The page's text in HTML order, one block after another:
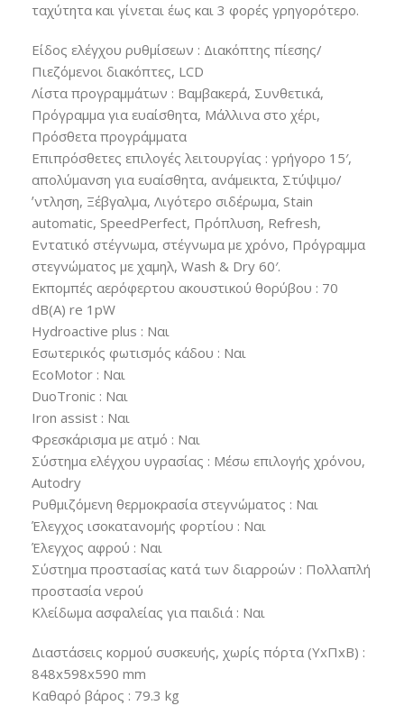
ταχύτητα και γίνεται έως και 3 φορές γρηγορότερο.
Είδος ελέγχου ρυθμίσεων : Διακόπτης πίεσης/
Πιεζόμενοι διακόπτες, LCD
Λίστα προγραμμάτων : Βαμβακερά, Συνθετικά,
Πρόγραμμα για ευαίσθητα, Μάλλινα στο χέρι,
Πρόσθετα προγράμματα
Επιπρόσθετες επιλογές λειτουργίας : γρήγορο 15′,
απολύμανση για ευαίσθητα, ανάμεικτα, Στύψιμο/
ʼντληση, Ξέβγαλμα, Λιγότερο σιδέρωμα, Stain
automatic, SpeedPerfect, Πρόπλυση, Refresh,
Εντατικό στέγνωμα, στέγνωμα με χρόνο, Πρόγραμμα
στεγνώματος με χαμηλ, Wash & Dry 60′.
Εκπομπές αερόφερτου ακουστικού θορύβου : 70
dB(A) re 1pW
Hydroactive plus : Ναι
Εσωτερικός φωτισμός κάδου : Ναι
EcoMotor : Ναι
DuoTronic : Ναι
Iron assist : Ναι
Φρεσκάρισμα με ατμό : Ναι
Σύστημα ελέγχου υγρασίας : Μέσω επιλογής χρόνου,
Autodry
Ρυθμιζόμενη θερμοκρασία στεγνώματος : Ναι
Έλεγχος ισοκατανομής φορτίου : Ναι
Έλεγχος αφρού : Ναι
Σύστημα προστασίας κατά των διαρροών : Πολλαπλή
προστασία νερού
Κλείδωμα ασφαλείας για παιδιά : Ναι
Διαστάσεις κορμού συσκευής, χωρίς πόρτα (ΥxΠxB) :
848x598x590 mm
Καθαρό βάρος : 79.3 kg